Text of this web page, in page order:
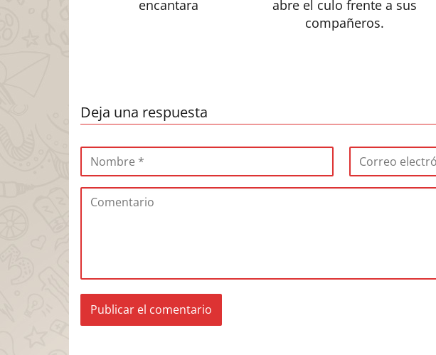
encantara
abre el culo frente a sus
compañeros.
Deja una respuesta